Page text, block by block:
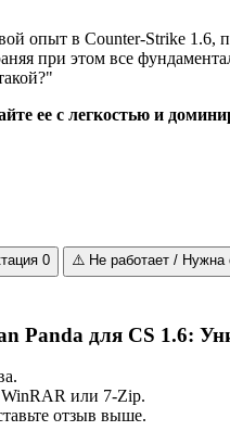
опыт в Counter-Strike 1.6,
при этом все
ее с легкостью и
0 ⚠️ Не работает / Нужна
Panda для CS 1.6:
или 7-Zip.
отзыв выше.